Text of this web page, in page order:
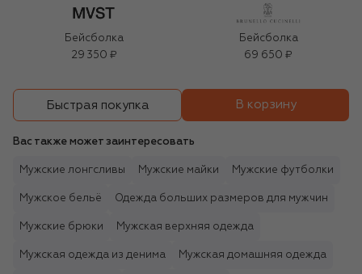
Бейсболка
29 350 ₽
Бейсболка
69 650 ₽
Быстрая покупка В корзину
Вас также может заинтересовать
Мужские лонгсливы Мужские майки Мужские футболки
Мужское бельё Одежда больших размеров для мужчин
Мужские брюки Мужская верхняя одежда
Мужская одежда из денима Мужская домашняя одежда